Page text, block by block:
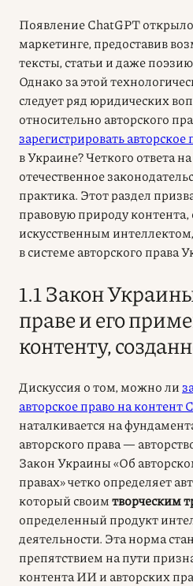
Появление ChatGPT
маркетинге, предоставив
тексты, статьи и даже
Однако за этой
следует ряд юридических
относительно авторского
зарегистрировать
в Украине? Четкого ответа
отечественное
практика. Этот раздел
правовую природу контента,
искусственным
в системе авторского права
1.1 Закон
праве и его
контенту,
Дискуссия о том, можно ли
авторское право на контент
наталкивается на
авторского права —
Закон Украины «Об
правах» четко определяет
который своимтворческим
определенный продукт
деятельности. Эта норма
препятствием на пути
контента ИИ и авторских